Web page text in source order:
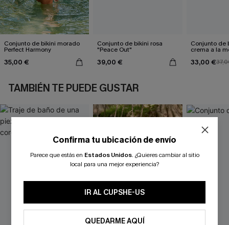
Conjunto de bikini morado
Perfect Harmony
35,00 €
Conjunto de bikini rosa
"Peace Out"
39,00 €
Conjunto de
crema a la
33,00 €
TAMBIÉN TE PUEDE GUSTAR
Confirma tu ubicación de envío
Parece que estás en Estados Unidos. ¿Quieres cambiar al sitio
local para una mejor experiencia?
IR AL CUPSHE-US
QUEDARME AQUÍ